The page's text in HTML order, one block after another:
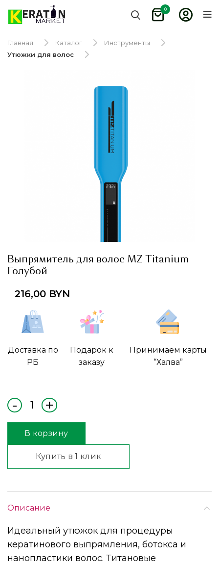
0
Главная Каталог
Инструменты
Утюжки для волос
Выпрямитель для волос MZ Titanium
Голубой
216,00 BYN
Доставка по
РБ
Подарок к
заказу
Принимаем карты
“Халва”
В корзину
Купить в 1 клик
Описание
Идеальный утюжок для процедуры
кератинового выпрямления, ботокса и
нанопластики волос. Титановые